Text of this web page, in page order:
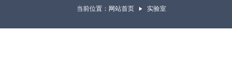
当前位置： 网站首页 实验室